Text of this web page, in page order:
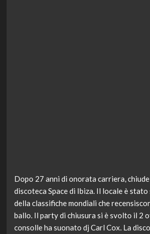
Dopo 27 anni di onorata carriera,
discoteca Space di Ibiza. Il locale è
della classifiche mondiali che
ballo. Il party di chiusura si è svolto il 2
consolle ha suonato dj Carl Cox. La